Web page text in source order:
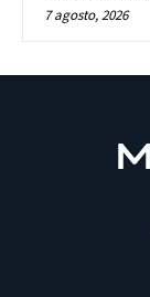
7 agosto, 2026